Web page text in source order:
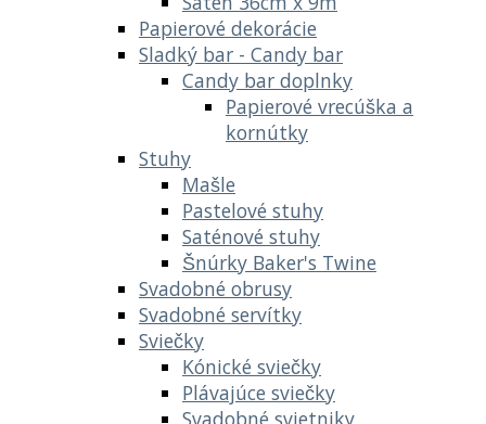
Papierové dekorácie
Sladký bar - Candy bar
Candy bar doplnky
Papierové vrecúška a
kornútky
Stuhy
Mašle
Pastelové stuhy
Saténové stuhy
Šnúrky Baker's Twine
Svadobné obrusy
Svadobné servítky
Sviečky
Kónické sviečky
Plávajúce sviečky
Svadobné svietniky